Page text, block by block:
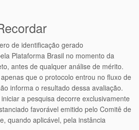
de identificação gerado
Plataforma Brasil no momento da
antes de qualquer análise de mérito.
que o protocolo entrou no fluxo de
informa o resultado dessa avaliação.
a pesquisa decorre exclusivamente
favorável emitido pelo Comitê de
quando aplicável, pela instância